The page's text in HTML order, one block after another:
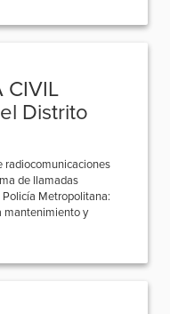
CIVIL
Distrito
radiocomunicaciones
de llamadas
Metropolitana:
mantenimiento y